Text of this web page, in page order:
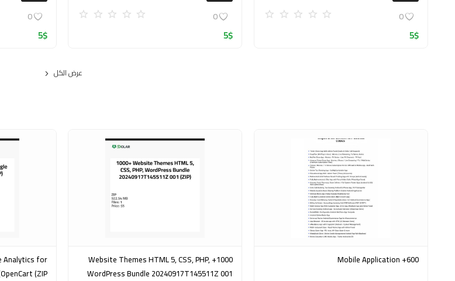
0
5$
0
5$
0
5$
عرض الكل
600+ Mobile Application
1000+ Website Themes HTML 5, CSS, PHP,
WordPress Bundle 20240917T145511Z 001
OpenCart (ZIP)